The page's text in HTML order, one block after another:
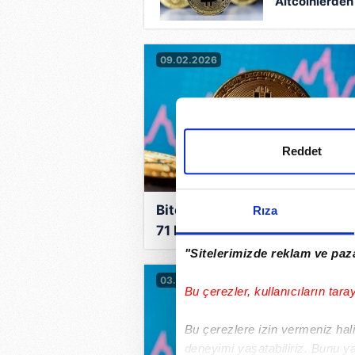
Rıza
"Sitelerimizde reklam ve
Bu çerezler, kullanıcıların
Bu çerezlere izin vermeniz
deneyimi yaşatabiliriz. Bunu
Reddet
09.02.2026
Bitcoin’de yüzde 12'lik
71 bin dolara dayandı!
03.02.2026